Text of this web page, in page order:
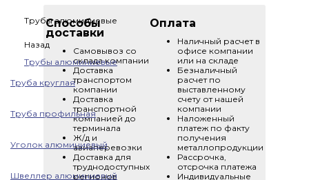
Трубы алюминиевые
Назад
Трубы алюминиевые
Труба круглая
Труба профильная
Уголок алюминиевый
Швеллер алюминиевый
Способы
доставки
Самовывоз со
склада компании
Доставка
транспортом
компании
Доставка
транспортной
компанией до
терминала
Ж/д и
авиаперевозки
Доставка для
труднодоступных
регионов
Оплата
Наличный расчет в
офисе компании
или на складе
Безналичный
расчет по
выставленному
счету от нашей
компании
Наложенный
платеж по факту
получения
металлопродукции
Рассрочка,
отсрочка платежа
Индивидуальные